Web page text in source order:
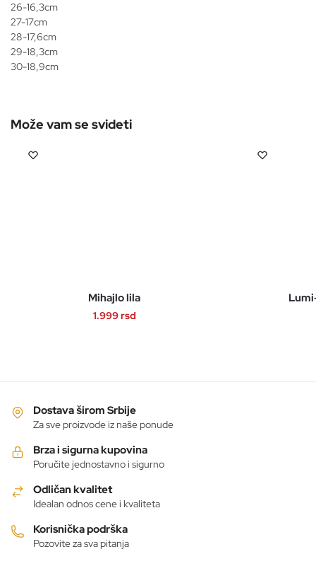
26-16,3cm
27-17cm
28-17,6cm
29-18,3cm
30-18,9cm
Mihajlo lila
1.999rsd
varijanti.
Opcije
biti
stranici
proizvoda.
Dostava širom Srbije
Za sve proizvode iz naše ponude
Brza i sigurna kupovina
Poručite jednostavno i sigurno
Odličan kvalitet
Idealan odnos cene i kvaliteta
Korisnička podrška
Pozovite za sva pitanja